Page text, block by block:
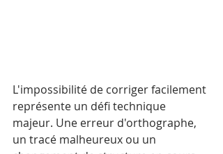
L'impossibilité de corriger facilement
représente un défi technique
majeur. Une erreur d'orthographe,
un tracé malheureux ou un